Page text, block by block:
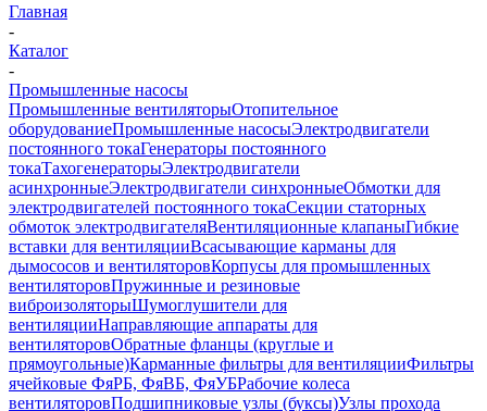
Главная
-
Каталог
-
Промышленные насосы
Промышленные вентиляторыОтопительное
оборудованиеПромышленные насосыЭлектродвигатели
постоянного токаГенераторы постоянного
токаТахогенераторыЭлектродвигатели
асинхронныеЭлектродвигатели синхронныеОбмотки для
электродвигателей постоянного токаСекции статорных
обмоток электродвигателяВентиляционные клапаныГибкие
вставки для вентиляцииВсасывающие карманы для
дымососов и вентиляторовКорпусы для промышленных
вентиляторовПружинные и резиновые
виброизоляторыШумоглушители для
вентиляцииНаправляющие аппараты для
вентиляторовОбратные фланцы (круглые и
прямоугольные)Карманные фильтры для вентиляцииФильтры
ячейковые ФяРБ, ФяВБ, ФяУБРабочие колеса
вентиляторовПодшипниковые узлы (буксы)Узлы прохода